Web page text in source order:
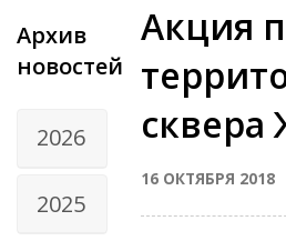
Архив
новостей
2026
2025
Акция
сквера
16 ОКТЯБРЯ 2018